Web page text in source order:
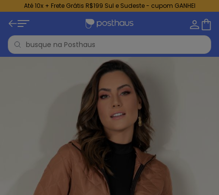
Até 10x + Frete Grátis R$199 Sul e Sudeste - cupom GANHEI